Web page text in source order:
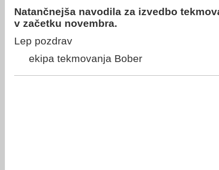
Natančnejša navodila za izvedbo
v začetku novembra.
Lep pozdrav
ekipa tekmovanja Bober